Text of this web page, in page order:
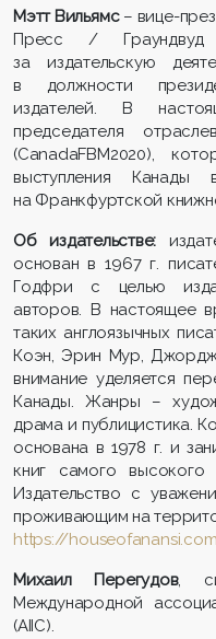
Мэтт Вильямс– вице-
Пресс / Граундвуд
за издательскую
в должности
издателей. В
председателя
(CanadaFBM2020),
выступления Канады
на Франкфуртской
Об издательстве:
основан в 1967 г.
Годфри с целью
авторов. В настоящее
таких англоязычных
Коэн, Эрин Мур,
внимание уделяется
Канады. Жанры –
драма и публицистика.
основана в 1978 г. и
книг самого высокого
Издательство с
проживающим на
https://
Михаил Перегудов,
Международной
(AIIC).